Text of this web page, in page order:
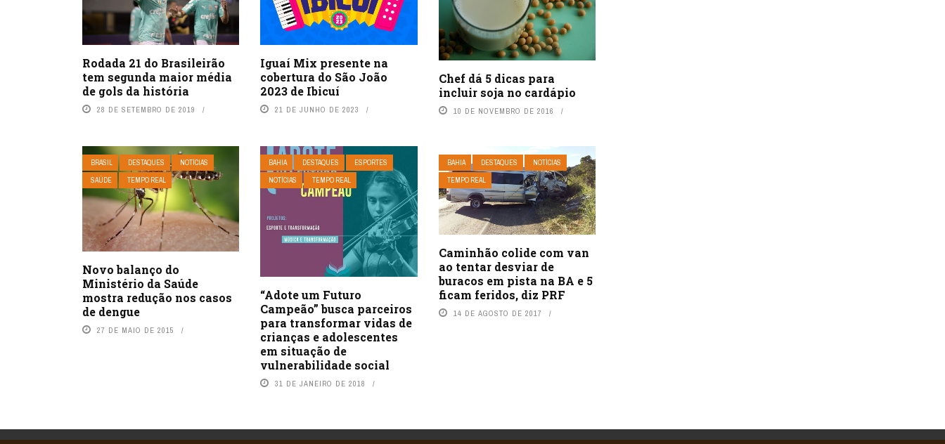
Rodada 21 do Brasileirão
tem segunda maior média
de gols da história
28 DE SETEMBRO DE 2019
Iguaí Mix presente na
cobertura do São João
2023 de Ibicuí
21 DE JUNHO DE 2023
Chef dá 5 dicas para
incluir soja no cardápio
10 DE NOVEMBRO DE 2016
BRASIL DESTAQUES
NOTÍCIAS
SAÚDE
TEMPO REAL
Novo balanço do
Ministério da Saúde
mostra redução nos casos
de dengue
27 DE MAIO DE 2015
BAHIA DESTAQUES
ESPORTES
NOTÍCIAS
TEMPO REAL
“Adote um Futuro
Campeão” busca parceiros
para transformar vidas de
crianças e adolescentes
em situação de
vulnerabilidade social
31 DE JANEIRO DE 2018
BAHIA DESTAQUES
NOTÍCIAS
TEMPO REAL
Caminhão colide com van
ao tentar desviar de
buracos em pista na BA e 5
ficam feridos, diz PRF
14 DE AGOSTO DE 2017